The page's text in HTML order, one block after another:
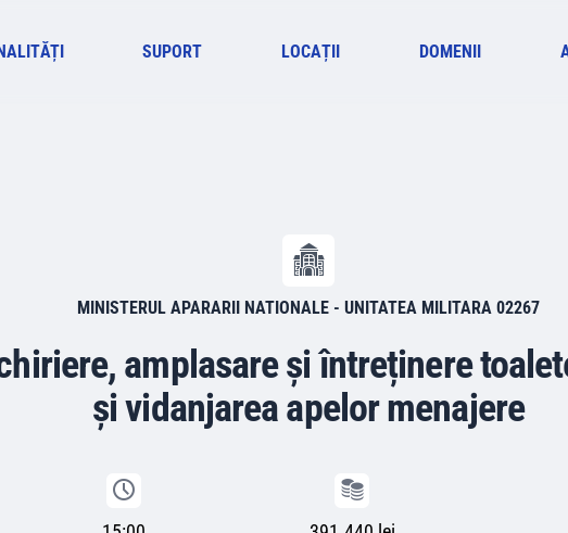
SUPORT LOCAȚII DOMENII
MINISTERUL APARARII NATIONALE - UNITATEA MILITARA 02267
amplasare și întreținere
și vidanjarea apelor menajere